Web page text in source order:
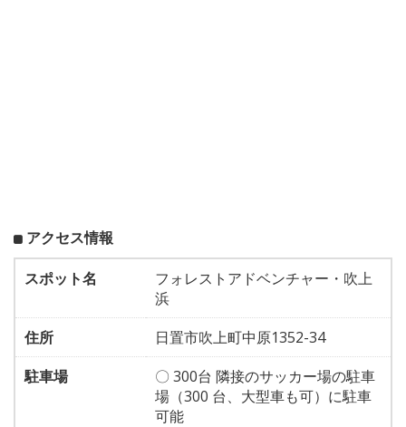
アクセス情報
スポット名
フォレストアドベンチャー・吹上
浜
住所
日置市吹上町中原1352-34
駐車場
〇 300台 隣接のサッカー場の駐車
場（300 台、大型車も可）に駐車
可能